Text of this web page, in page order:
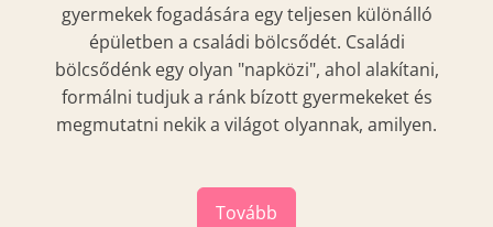
gyermekek fogadására egy teljesen különálló
épületben a családi bölcsődét. Családi
bölcsődénk egy olyan "napközi", ahol alakítani,
formálni tudjuk a ránk bízott gyermekeket és
megmutatni nekik a világot olyannak, amilyen.
Tovább